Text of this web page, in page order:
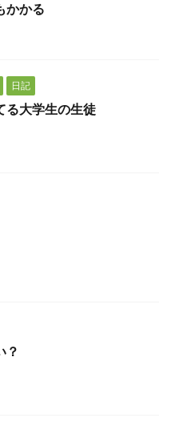
かかる
日記
る大学生の生徒
？